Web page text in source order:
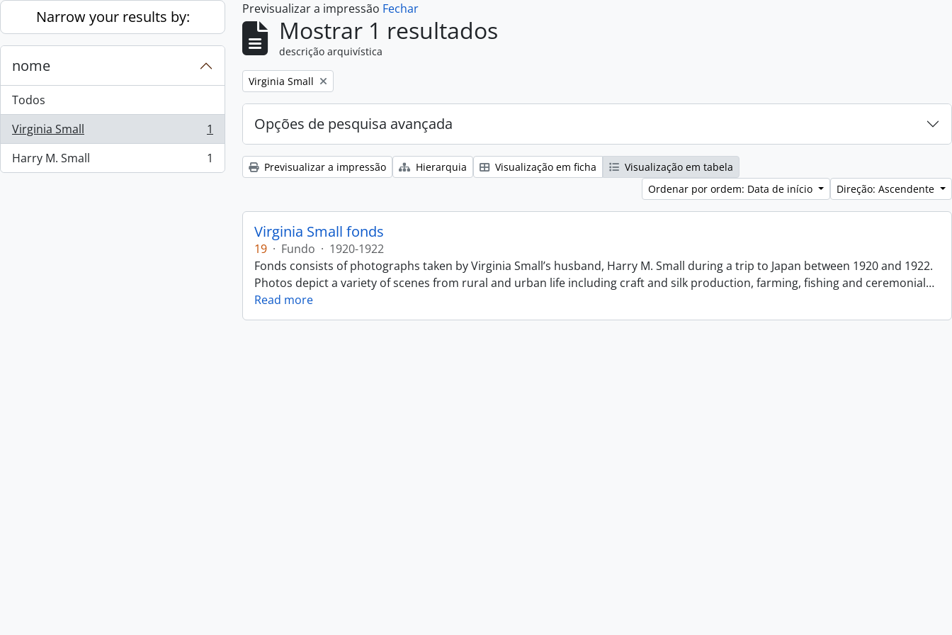
Skip to main content
Narrow your results by:
nome
Todos
Virginia Small
, 1 resultados
1
Harry M. Small
, 1 resultados 1
Previsualizar a impressão Fechar
Mostrar 1 resultados
descrição arquivística
Remove filter:
Virginia Small
Opções de pesquisa avançada
Previsualizar a impressão Hierarquia Visualização em ficha
Visualização em tabela
Ordenar por ordem: Data de início
Direção: Ascendente
Virginia Small fonds
19 · Fundo · 1920-1922
Fonds consists of photographs taken by Virginia Small’s husband, Harry M. Small during a trip to Japan between 1920 and 1922.
Photos depict a variety of scenes from rural and urban life including craft and silk production, farming, fishing and ceremonial…
Read more